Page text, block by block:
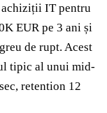
achiziții IT pentru
EUR pe 3 ani și
de rupt. Acest
tipic al unui mid-
retention 12